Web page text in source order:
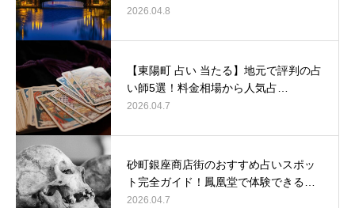
2026.04.8
【東陽町 占い 当たる】地元で評判の占
い師5選！料金相場から人気占…
2026.04.7
砂町銀座商店街のおすすめ占いスポッ
ト完全ガイド！鳳凰堂で体験できる…
2026.04.7